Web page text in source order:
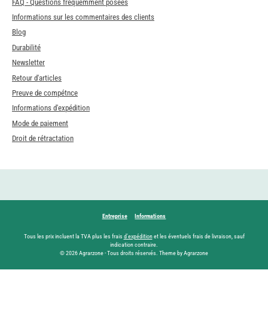
FAQ - Questions fréquemment posées
Informations sur les commentaires des clients
Blog
Durabilité
Newsletter
Retour d'articles
Preuve de compétnce
Informations d'expédition
Mode de paiement
Droit de rétractation
Entreprise Informations
Tous les prix incluent la TVA plus les frais d'expéditionet les éventuels frais de livraison, sauf
indication contraire.
© 2026 Agrarzone - Tous droits réservés. Theme by Agrarzone